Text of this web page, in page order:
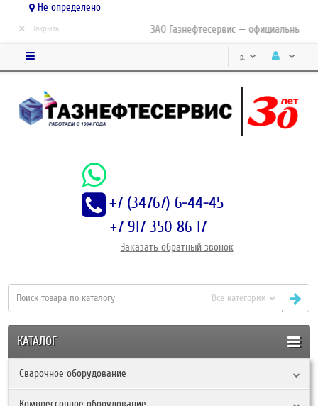
Не определено
ЗАО Газнефтесервис — официальный
× Закрыть
р.
+7 (34767) 6-44-45
+7 917 350 86 17
Заказать обратный звонок
Все категории
КАТАЛОГ
Сварочное оборудование